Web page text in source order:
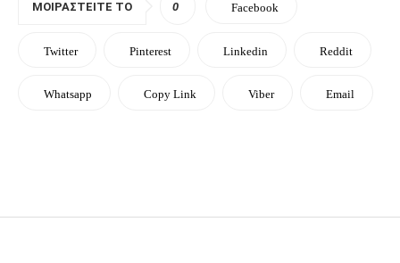
ΜΟΙΡΑΣΤΕΊΤΕ ΤΟ 0 Facebook
Twitter Pinterest Linkedin Reddit
Whatsapp Copy Link Viber Email